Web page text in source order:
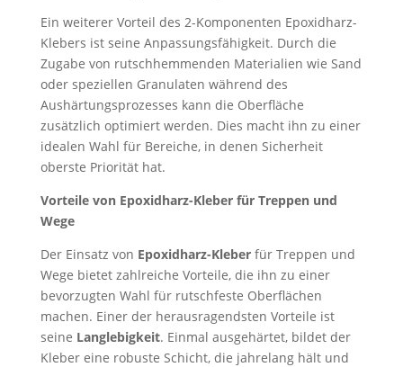
Ein weiterer Vorteil des 2-Komponenten Epoxidharz-
Klebers ist seine Anpassungsfähigkeit. Durch die
Zugabe von rutschhemmenden Materialien wie Sand
oder speziellen Granulaten während des
Aushärtungsprozesses kann die Oberfläche
zusätzlich optimiert werden. Dies macht ihn zu einer
idealen Wahl für Bereiche, in denen Sicherheit
oberste Priorität hat.
Vorteile von Epoxidharz-Kleber für Treppen und
Wege
Der Einsatz von Epoxidharz-Kleberfür Treppen und
Wege bietet zahlreiche Vorteile, die ihn zu einer
bevorzugten Wahl für rutschfeste Oberflächen
machen. Einer der herausragendsten Vorteile ist
seine Langlebigkeit. Einmal ausgehärtet, bildet der
Kleber eine robuste Schicht, die jahrelang hält und